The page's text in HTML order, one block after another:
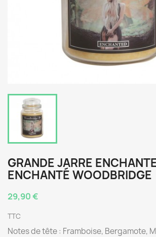
GRANDE JARRE
ENCHANTÉ WOODBRIDGE
29,90 €
TTC
Notes de tête : Framboise, Bergamote,